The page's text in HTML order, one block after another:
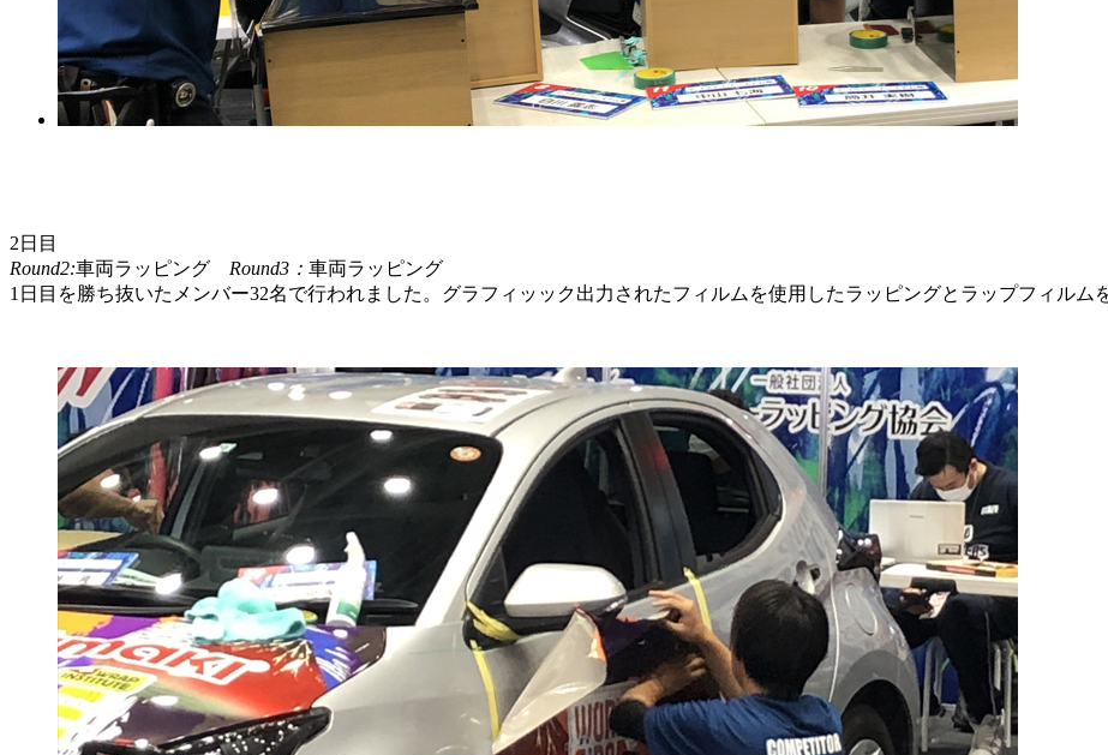
2日目
Round2:車両ラッピング Round3： 車両ラッピング
1日目を勝ち抜いたメンバー32名で行われました。グラフィッック出力されたフィルムを使用したラッピングとラップフィルム